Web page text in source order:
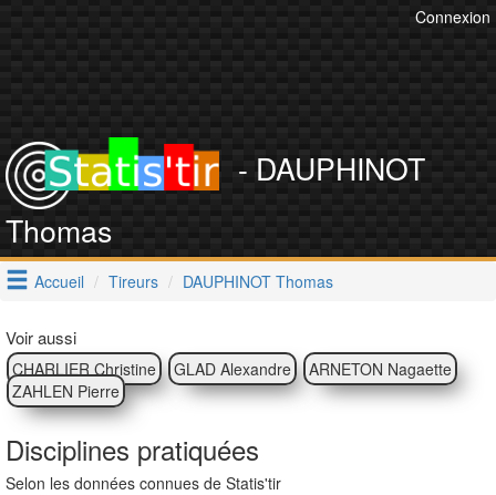
Connexion
- DAUPHINOT
Thomas
Accueil Tireurs DAUPHINOT Thomas
Voir aussi
CHARLIER Christine GLAD Alexandre
ARNETON Nagaette
ZAHLEN Pierre
Disciplines pratiquées
Selon les données connues de Statis'tir